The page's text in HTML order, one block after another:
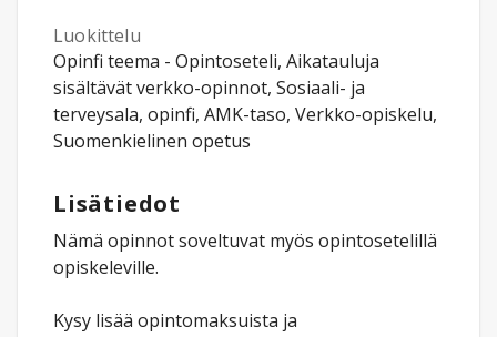
Luokittelu
Opinfi teema - Opintoseteli, Aikatauluja
sisältävät verkko-opinnot, Sosiaali- ja
terveysala, opinfi, AMK-taso, Verkko-opiskelu,
Suomenkielinen opetus
Lisätiedot
Nämä opinnot soveltuvat myös opintosetelillä
opiskeleville.
Kysy lisää opintomaksuista ja